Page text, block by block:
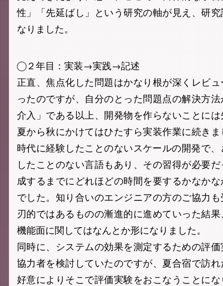
性」「先延ばし」という研究の軸が見え、研
なりました。
◯２年目：実装→実践→記述
正直、焦点化した問題はかなり根が深くレビ
ったのですが、自分のとった問題点の解決方
介入」である以上、開発物を作らないことに
夏から秋にかけてはひたすら実装作業に続き
時代に経験したことのないスケールの開発で
したことのない言語もあり、その習得が必要
成するまでにどれほどの時間を要するかなか
でした。知り合いのエンジニアの方のご協力
刃的ではあるものの漸進的に進めていった結
機能面に関してはなんとか形になりました。
同時に、システムの効果を測定するための評
協力者を検討していたのですが、夏合宿で訪
好意によりそこで評価実験をおこなうことに